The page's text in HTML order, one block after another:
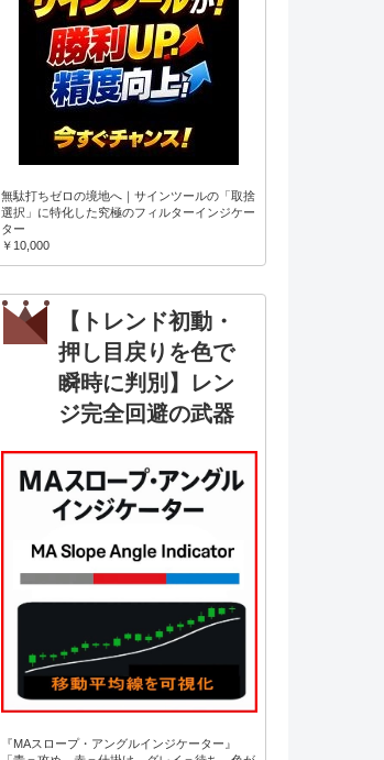
無駄打ちゼロの境地へ｜サインツールの「取捨
選択」に特化した究極のフィルターインジケー
ター
￥10,000
【トレンド初動・
押し目戻りを色で
瞬時に判別】レン
ジ完全回避の武器
『MAスロープ・アングルインジケーター』